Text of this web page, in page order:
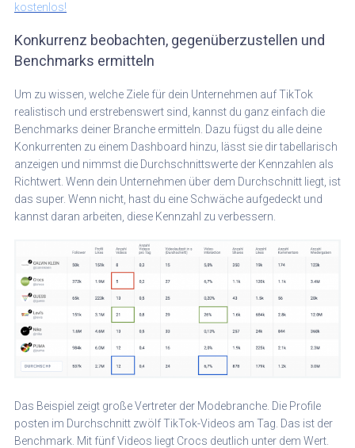
kostenlos!
Konkurrenz beobachten, gegenüberzustellen und
Benchmarks ermitteln
Um zu wissen, welche Ziele für dein Unternehmen auf TikTok
realistisch und erstrebenswert sind, kannst du ganz einfach die
Benchmarks deiner Branche ermitteln. Dazu fügst du alle deine
Konkurrenten zu einem Dashboard hinzu, lässt sie dir tabellarisch
anzeigen und nimmst die Durchschnittswerte der Kennzahlen als
Richtwert. Wenn dein Unternehmen über dem Durchschnitt liegt, ist
das super. Wenn nicht, hast du eine Schwäche aufgedeckt und
kannst daran arbeiten, diese Kennzahl zu verbessern.
Das Beispiel zeigt große Vertreter der Modebranche. Die Profile
posten im Durchschnitt zwölf TikTok-Videos am Tag. Das ist der
Benchmark. Mit fünf Videos liegt Crocs deutlich unter dem Wert.